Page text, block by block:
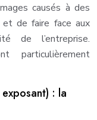
causés à des
de faire face aux
de l’entreprise.
particulièrement
: la